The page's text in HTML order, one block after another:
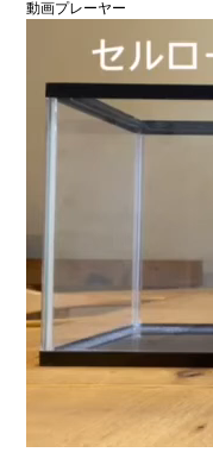
動画プレーヤー